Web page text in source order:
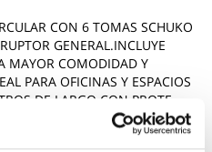
CON 6 TOMAS SCHUKO
GENERAL.INCLUYE
MAYOR COMODIDAD Y
PARA OFICINAS Y ESPACIOS
DE LARGO.CON PROTE
SOBRECARGA.SISTEMA DE
LUMINOSOS.CON LA